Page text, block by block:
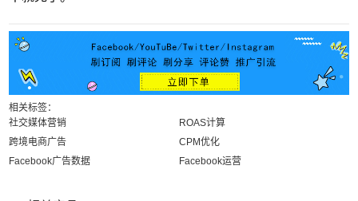
相关标签：
社交媒体营销
ROAS计算
跨境电商广告
CPM优化
Facebook广告数据
Facebook运营